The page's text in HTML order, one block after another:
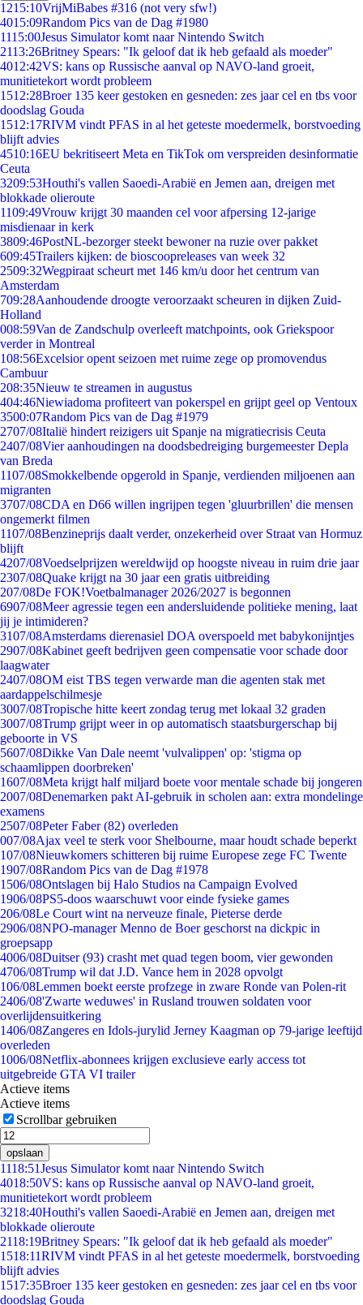
1215:10VrijMiBabes #316 (not very sfw!)
4015:09Random Pics van de Dag #1980
1115:00Jesus Simulator komt naar Nintendo Switch
2113:26Britney Spears: "Ik geloof dat ik heb gefaald als moeder"
4012:42VS: kans op Russische aanval op NAVO-land groeit,
munitietekort wordt probleem
1512:28Broer 135 keer gestoken en gesneden: zes jaar cel en tbs voor
doodslag Gouda
1512:17RIVM vindt PFAS in al het geteste moedermelk, borstvoeding
blijft advies
4510:16EU bekritiseert Meta en TikTok om verspreiden desinformatie
Ceuta
3209:53Houthi's vallen Saoedi-Arabië en Jemen aan, dreigen met
blokkade olieroute
1109:49Vrouw krijgt 30 maanden cel voor afpersing 12-jarige
misdienaar in kerk
3809:46PostNL-bezorger steekt bewoner na ruzie over pakket
609:45Trailers kijken: de bioscoopreleases van week 32
2509:32Wegpiraat scheurt met 146 km/u door het centrum van
Amsterdam
709:28Aanhoudende droogte veroorzaakt scheuren in dijken Zuid-
Holland
008:59Van de Zandschulp overleeft matchpoints, ook Griekspoor
verder in Montreal
108:56Excelsior opent seizoen met ruime zege op promovendus
Cambuur
208:35Nieuw te streamen in augustus
404:46Niewiadoma profiteert van pokerspel en grijpt geel op Ventoux
3500:07Random Pics van de Dag #1979
2707/08Italië hindert reizigers uit Spanje na migratiecrisis Ceuta
2407/08Vier aanhoudingen na doodsbedreiging burgemeester Depla
van Breda
1107/08Smokkelbende opgerold in Spanje, verdienden miljoenen aan
migranten
3707/08CDA en D66 willen ingrijpen tegen 'gluurbrillen' die mensen
ongemerkt filmen
1107/08Benzineprijs daalt verder, onzekerheid over Straat van Hormuz
blijft
4207/08Voedselprijzen wereldwijd op hoogste niveau in ruim drie jaar
2307/08Quake krijgt na 30 jaar een gratis uitbreiding
207/08De FOK!Voetbalmanager 2026/2027 is begonnen
6907/08Meer agressie tegen een andersluidende politieke mening, laat
jij je intimideren?
3107/08Amsterdams dierenasiel DOA overspoeld met babykonijntjes
2907/08Kabinet geeft bedrijven geen compensatie voor schade door
laagwater
2407/08OM eist TBS tegen verwarde man die agenten stak met
aardappelschilmesje
3007/08Tropische hitte keert zondag terug met lokaal 32 graden
3007/08Trump grijpt weer in op automatisch staatsburgerschap bij
geboorte in VS
5607/08Dikke Van Dale neemt 'vulvalippen' op: 'stigma op
schaamlippen doorbreken'
1607/08Meta krijgt half miljard boete voor mentale schade bij jongeren
2007/08Denemarken pakt AI-gebruik in scholen aan: extra mondelinge
examens
2507/08Peter Faber (82) overleden
007/08Ajax veel te sterk voor Shelbourne, maar houdt schade beperkt
107/08Nieuwkomers schitteren bij ruime Europese zege FC Twente
1907/08Random Pics van de Dag #1978
1506/08Ontslagen bij Halo Studios na Campaign Evolved
1906/08PS5-doos waarschuwt voor einde fysieke games
206/08Le Court wint na nerveuze finale, Pieterse derde
2906/08NPO-manager Menno de Boer geschorst na dickpic in
groepsapp
4006/08Duitser (93) crasht met quad tegen boom, vier gewonden
4706/08Trump wil dat J.D. Vance hem in 2028 opvolgt
106/08Lemmen boekt eerste profzege in zware Ronde van Polen-rit
2406/08'Zwarte weduwes' in Rusland trouwen soldaten voor
overlijdensuitkering
1406/08Zangeres en Idols-jurylid Jerney Kaagman op 79-jarige leeftijd
overleden
1006/08Netflix-abonnees krijgen exclusieve early access tot
uitgebreide GTA VI trailer
Actieve items
Actieve items
Scrollbar gebruiken
opslaan
1118:51Jesus Simulator komt naar Nintendo Switch
4018:50VS: kans op Russische aanval op NAVO-land groeit,
munitietekort wordt probleem
3218:40Houthi's vallen Saoedi-Arabië en Jemen aan, dreigen met
blokkade olieroute
2118:19Britney Spears: "Ik geloof dat ik heb gefaald als moeder"
1518:11RIVM vindt PFAS in al het geteste moedermelk, borstvoeding
blijft advies
1517:35Broer 135 keer gestoken en gesneden: zes jaar cel en tbs voor
doodslag Gouda